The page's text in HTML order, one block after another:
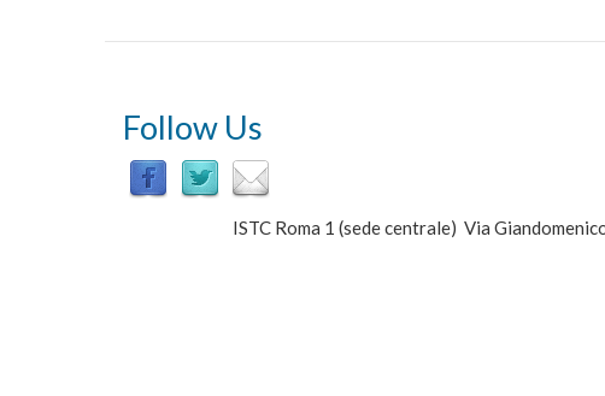
Follow Us
ISTC Roma 1 (sede centrale) Via